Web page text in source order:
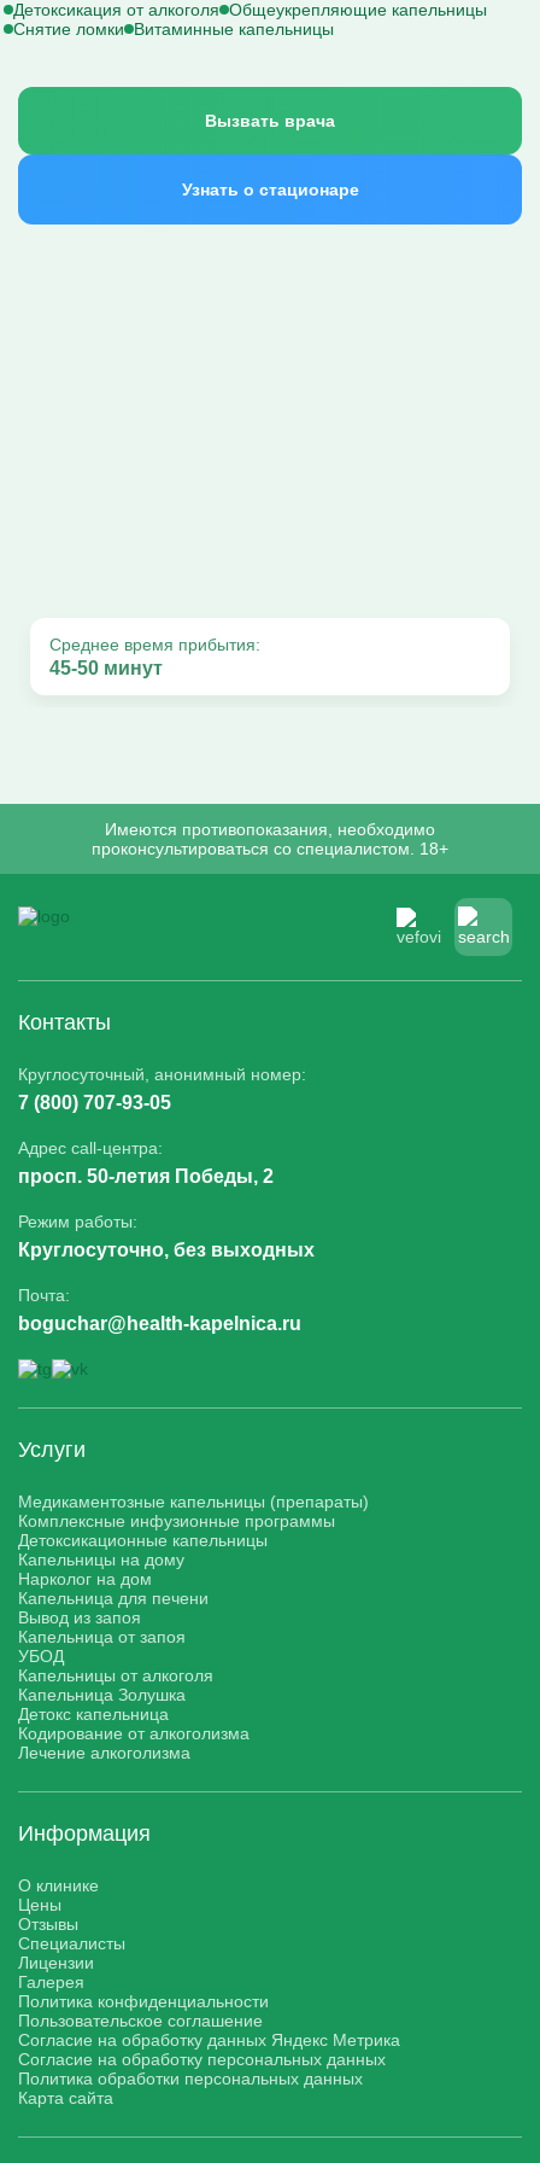
Капельницы Преднизолона
Цераксон капельница
Капельница Цефтриаксон
Детоксикация от алкоголя Общеукрепляющие капельницы
Снятие ломки
Витаминные капельницы
Вызвать врача
Узнать о стационаре
Среднее время прибытия:
45-50 минут
Имеются противопоказания, необходимо
проконсультироваться со специалистом. 18+
Услуги
Медикаментозные капельницы (препараты)
Комплексные инфузионные программы
Детоксикационные капельницы
Капельницы на дому
Нарколог на дом
Капельница для печени
Вывод из запоя
Капельница от запоя
УБОД
Капельницы от алкоголя
Капельница Золушка
Детокс капельница
Кодирование от алкоголизма
Лечение алкоголизма
Информация
О клинике
Цены
Отзывы
Специалисты
Лицензии
Галерея
Политика конфиденциальности
Пользовательское соглашение
Согласие на обработку данных Яндекс Метрика
Согласие на обработку персональных данных
Политика обработки персональных данных
Карта сайта
Контакты
Круглосуточный, анонимный номер:
7 (800) 707-93-05
Адрес call-центра:
просп. 50-летия Победы, 2
Режим работы:
Круглосуточно, без выходных
Почта:
boguchar@health-kapelnica.ru